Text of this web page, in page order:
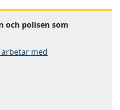
och polisen som
arbetar med